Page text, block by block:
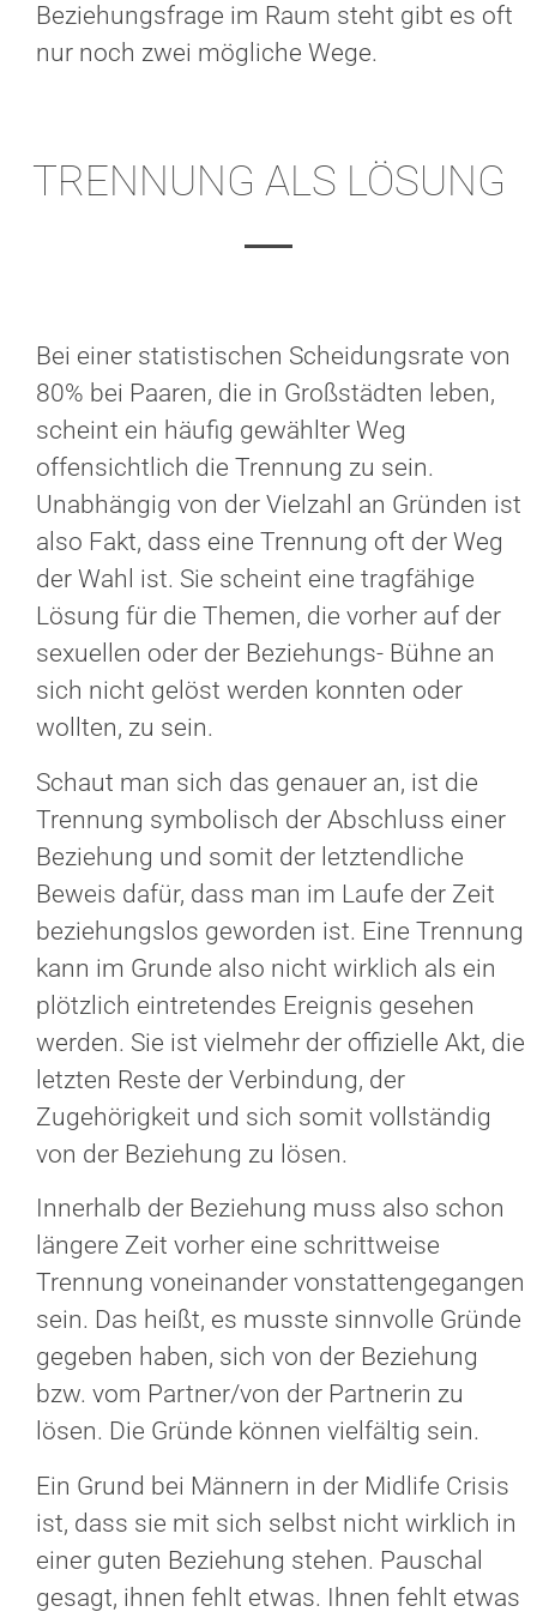
Beziehungsfrage im Raum steht gibt es oft
nur noch zwei mögliche Wege.
TRENNUNG ALS LÖSUNG
Bei einer statistischen Scheidungsrate von
80% bei Paaren, die in Großstädten leben,
scheint ein häufig gewählter Weg
offensichtlich die Trennung zu sein.
Unabhängig von der Vielzahl an Gründen ist
also Fakt, dass eine Trennung oft der Weg
der Wahl ist. Sie scheint eine tragfähige
Lösung für die Themen, die vorher auf der
sexuellen oder der Beziehungs- Bühne an
sich nicht gelöst werden konnten oder
wollten, zu sein.
Schaut man sich das genauer an, ist die
Trennung symbolisch der Abschluss einer
Beziehung und somit der letztendliche
Beweis dafür, dass man im Laufe der Zeit
beziehungslos geworden ist. Eine Trennung
kann im Grunde also nicht wirklich als ein
plötzlich eintretendes Ereignis gesehen
werden. Sie ist vielmehr der offizielle Akt, die
letzten Reste der Verbindung, der
Zugehörigkeit und sich somit vollständig
von der Beziehung zu lösen.
Innerhalb der Beziehung muss also schon
längere Zeit vorher eine schrittweise
Trennung voneinander vonstattengegangen
sein. Das heißt, es musste sinnvolle Gründe
gegeben haben, sich von der Beziehung
bzw. vom Partner/von der Partnerin zu
lösen. Die Gründe können vielfältig sein.
Ein Grund bei Männern in der Midlife Crisis
ist, dass sie mit sich selbst nicht wirklich in
einer guten Beziehung stehen. Pauschal
gesagt, ihnen fehlt etwas. Ihnen fehlt etwas